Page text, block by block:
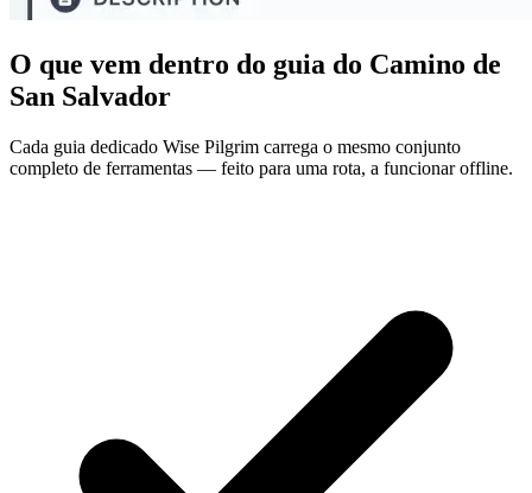
O que vem dentro do guia do Camino de
San Salvador
Cada guia dedicado Wise Pilgrim carrega o mesmo conjunto
completo de ferramentas — feito para uma rota, a funcionar offline.